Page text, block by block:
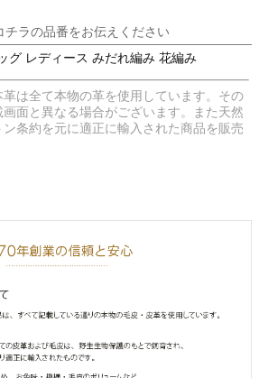
チラの品番をお伝えください
グ レディース みだれ編み 花編み
は全て本物の革を使用しています。その
面と異なる場合がございます。また天然
条約を元に適正に輸入された商品を販売